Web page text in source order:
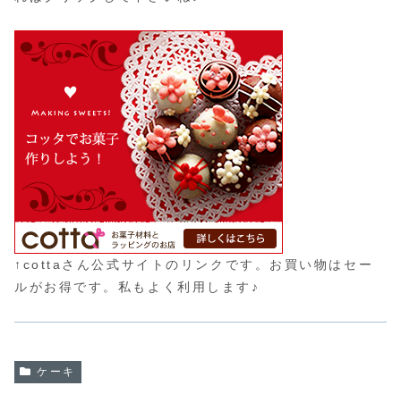
↑cottaさん公式サイトのリンクです。お買い物はセー
ルがお得です。私もよく利用します♪
ケーキ